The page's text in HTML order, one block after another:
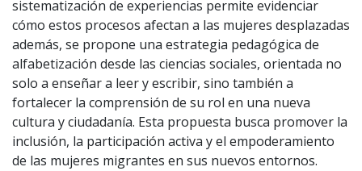
sistematización de experiencias permite evidenciar
cómo estos procesos afectan a las mujeres desplazadas
además, se propone una estrategia pedagógica de
alfabetización desde las ciencias sociales, orientada no
solo a enseñar a leer y escribir, sino también a
fortalecer la comprensión de su rol en una nueva
cultura y ciudadanía. Esta propuesta busca promover la
inclusión, la participación activa y el empoderamiento
de las mujeres migrantes en sus nuevos entornos.